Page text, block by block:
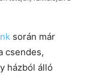
során már
csendes,
házból álló